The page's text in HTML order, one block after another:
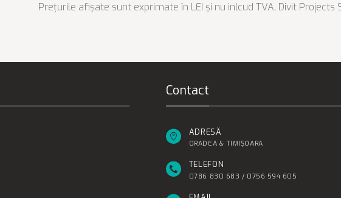
Prețurile afișate sunt exprimate în LEI și nu inlcud TVA, Divit Projects
Contact
ADRESĂ
ORADEA & TIMIȘOARA
TELEFON
0786 830 683 / 0756 594 605